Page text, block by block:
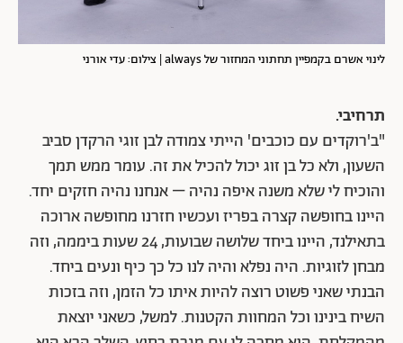
לינוי אשרם בקמפיין תחתוני המחזור של always | צילום: עדי אורני
תרחיבי.
"ב'רוקדים עם כוכבים' הייתי צמודה לבן זוגי הרקדן סביב
השעון, ולא כל בן זוג יכול להכיל את זה. עומר ממש תמך
והוכיח לי שלא משנה איפה נהיה – אנחנו נהיה חזקים יחד.
היינו בחופשה קצרה בפריז ועכשיו חזרנו מחופשה ארוכה
בתאילנד, היינו ביחד שלושה שבועות, 24 שעות ביממה, וזה
מבחן לזוגיות. היה נפלא והיה לנו כל כך כיף ונעים ביחד.
הבנתי שאני פשוט רוצה להיות איתו כל הזמן, וזה בזכות
השיח בינינו וכל המחוות הקטנות. למשל, כשאני יוצאת